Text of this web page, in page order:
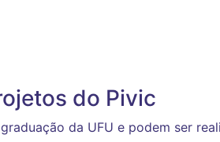
do Pivic
da UFU e podem ser